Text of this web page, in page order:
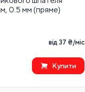
0.5 мм (пряме)
від 37 ₴/міс
Купити